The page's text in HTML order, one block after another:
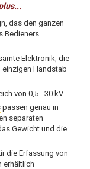
das den ganzen
Bedieners
Elektronik, die
einzigen Handstab
von 0,5 - 30 kV
passen genau in
separaten
Gewicht und die
die Erfassung von
erhältlich